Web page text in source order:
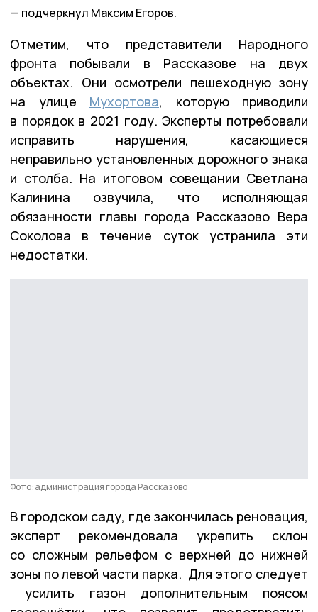
подчеркнул Максим Егоров.
Отметим, что представители Народного
фронта побывали в Рассказове на двух
объектах. Они осмотрели пешеходную зону
на улице Мухортова, которую приводили
в порядок в 2021 году. Эксперты потребовали
исправить нарушения, касающиеся
неправильно установленных дорожного знака
и столба. На итоговом совещании Светлана
Калинина озвучила, что исполняющая
обязанности главы города Рассказово Вера
Соколова в течение суток устранила эти
недостатки.
Фото: администрация города Рассказово
В городском саду, где закончилась реновация,
эксперт рекомендовала укрепить склон
со сложным рельефом с верхней до нижней
зоны по левой части парка. Для этого следует
усилить газон дополнительным поясом